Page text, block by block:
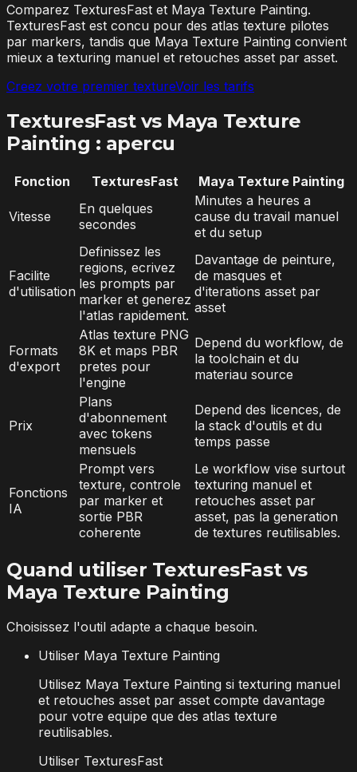
Comparez TexturesFast et Maya Texture Painting.
TexturesFast est concu pour des atlas texture pilotes
par markers, tandis que Maya Texture Painting convient
mieux a texturing manuel et retouches asset par asset.
Creez votre premier textureVoir les tarifs
TexturesFast vs Maya Texture
Painting : apercu
Fonction TexturesFast Maya Texture Painting
Vitesse
En quelques
secondes
Minutes a heures a
cause du travail manuel
et du setup
Facilite
d'utilisation
Definissez les
regions, ecrivez
les prompts par
marker et generez
l'atlas rapidement.
Davantage de peinture,
de masques et
d'iterations asset par
asset
Formats
d'export
Atlas texture PNG
8K et maps PBR
pretes pour
l'engine
Depend du workflow, de
la toolchain et du
materiau source
Prix
Plans
d'abonnement
avec tokens
mensuels
Depend des licences, de
la stack d'outils et du
temps passe
Fonctions
IA
Prompt vers
texture, controle
par marker et
sortie PBR
coherente
Le workflow vise surtout
texturing manuel et
retouches asset par
asset, pas la generation
de textures reutilisables.
Quand utiliser TexturesFast vs
Maya Texture Painting
Choisissez l'outil adapte a chaque besoin.
Utiliser Maya Texture Painting
Utilisez Maya Texture Painting si texturing manuel
et retouches asset par asset compte davantage
pour votre equipe que des atlas texture
reutilisables.
Utiliser TexturesFast